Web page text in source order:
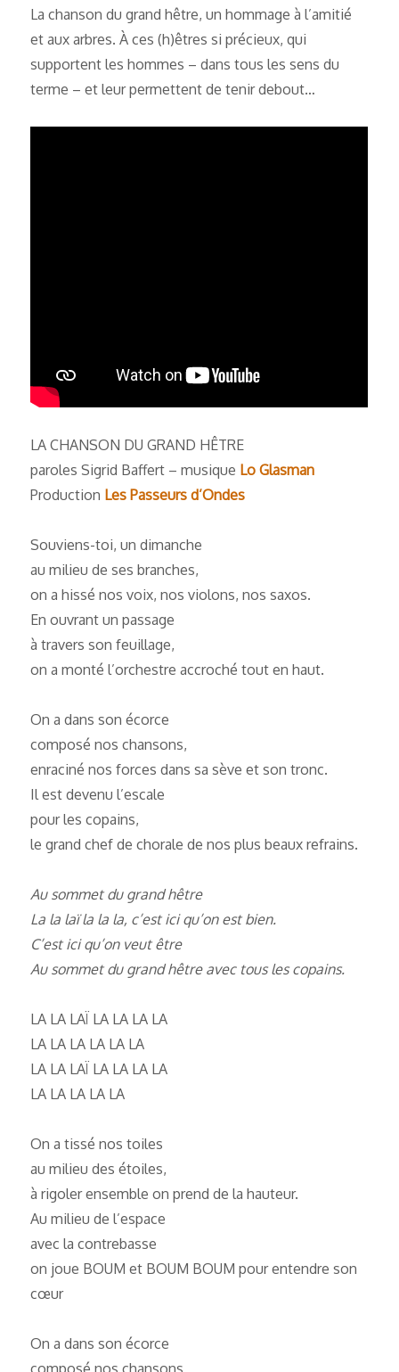
La chanson du grand hêtre, un hommage à l’amitié
et aux arbres. À ces (h)êtres si précieux, qui
supportent les hommes – dans tous les sens du
terme – et leur permettent de tenir debout…
LA CHANSON DU GRAND HÊTRE
paroles Sigrid Baffert – musique Lo Glasman
Production Les Passeurs d’Ondes
Souviens-toi, un dimanche
au milieu de ses branches,
on a hissé nos voix, nos violons, nos saxos.
En ouvrant un passage
à travers son feuillage,
on a monté l’orchestre accroché tout en haut.
On a dans son écorce
composé nos chansons,
enraciné nos forces dans sa sève et son tronc.
Il est devenu l’escale
pour les copains,
le grand chef de chorale de nos plus beaux refrains.
Au sommet du grand hêtre
La la laï la la la, c’est ici qu’on est bien.
C’est ici qu’on veut être
Au sommet du grand hêtre avec tous les copains.
LA LA LAÏ LA LA LA LA
LA LA LA LA LA LA
LA LA LAÏ LA LA LA LA
LA LA LA LA LA
On a tissé nos toiles
au milieu des étoiles,
à rigoler ensemble on prend de la hauteur.
Au milieu de l’espace
avec la contrebasse
on joue BOUM et BOUM BOUM pour entendre son
cœur
On a dans son écorce